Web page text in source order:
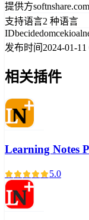
提供方softnshare.com
支持语言2 种语言
ID
发布时间 2024-01-
相关插件
Learning Notes
5.0